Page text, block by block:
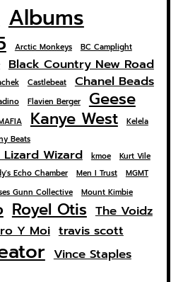
Albums
Arctic Monkeys BC Camplight
Black Country New Road
Castlebeat
Chanel Beads
Flavien Berger Geese
Kanye West Kelela
Beats
Wizard kmoe
Kurt Vile
Echo Chamber Men I Trust MGMT
Gunn Collective Mount Kimbie
Royel Otis The Voidz
Y Moi travis scott
Vince Staples